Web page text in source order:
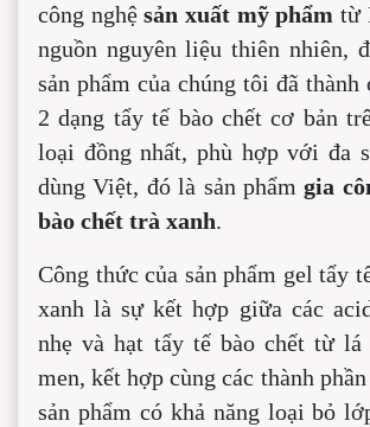
công nghệsản xuất mỹ phẩm từ
nguồn nguyên liệu thiên nhiên,
sản phẩm của chúng tôi đã thành
2 dạng tẩy tế bào chết cơ bản
loại đồng nhất, phù hợp với đa
dùng Việt, đó là sản phẩmgia
bào chết trà xanh.
Công thức của sản phẩm gel tẩy
xanh là sự kết hợp giữa các
nhẹ và hạt tẩy tế bào chết từ lá
men, kết hợp cùng các thành
sản phẩm có khả năng loại bỏ